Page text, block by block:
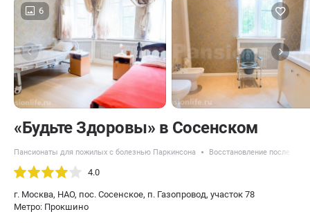
6
«Будьте Здоровы» в Сосенском
Пансионаты для пожилых с болезнью Паркинсона Восстановление после
4.0
г. Москва, НАО, пос. Сосенское, п. Газопровод, участок 78
Метро: Прокшино